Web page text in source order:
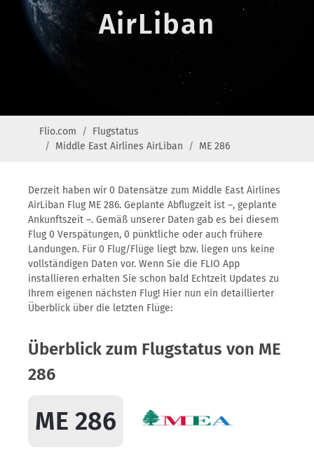
AirLiban
Flio.com
Flugstatus
Middle East Airlines AirLiban
ME 286
Derzeit haben wir 0 Datensätze zum Middle East Airlines
AirLiban Flug ME 286. Geplante Abflugzeit ist –, geplante
Ankunftszeit –. Gemäß unserer Daten gab es bei diesem
Flug 0 Verspätungen, 0 pünktliche oder auch frühere
Landungen. Für 0 Flug/Flüge liegt bzw. liegen uns keine
vollständigen Daten vor. Wenn Sie die FLIO App
installieren erhalten Sie schon bald Echtzeit Updates zu
Ihrem eigenen nächsten Flug! Hier nun ein detaillierter
Überblick über die letzten Flüge:
Überblick zum Flugstatus von ME
286
ME 286